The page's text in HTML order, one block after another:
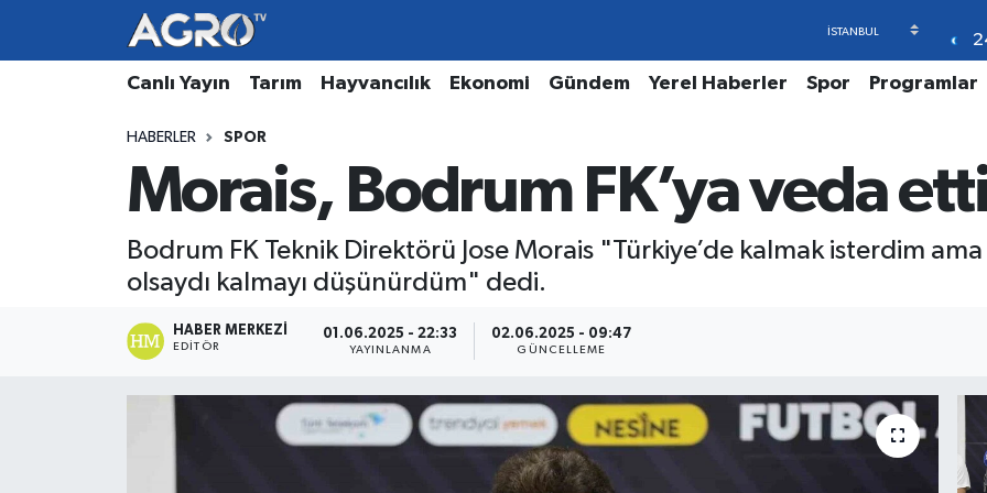
Canlı Yayın Tarım Hayvancılık Ekonomi Gündem Yerel Haberler Spor Programlar
HABERLER SPOR
Morais, Bodrum FK’ya veda
Bodrum FK Teknik Direktörü Jose Morais "Türkiye’de kalmak isterdim
olsaydı kalmayı düşünürdüm" dedi.
HABER MERKEZI
EDITÖR
01.06.2025 - 22:33
YAYINLANMA
02.06.2025 - 09:47
GÜNCELLEME
Hava Durumu
Trafik Durumu
Süper Lig Puan Durumu ve Fikstür
Tüm Manşetler
Haber Arşivi